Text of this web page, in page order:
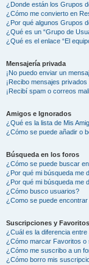
¿Donde están los Grupos
¿Cómo me convierto en
¿Por qué algunos Grupos
¿Qué es un “Grupo de
¿Qué es el enlace “El
Mensajería privada
¡No puedo enviar un
¡Recibo mensajes
¡Recibí spam o correos
Amigos e Ignorados
¿Qué es la lista de Mis
¿Cómo se puede añadir o
Búsqueda en los foros
¿Cómo se puede buscar
¿Por qué mi búsqueda me
¿Por qué mi búsqueda me
¿Cómo busco usuarios?
¿Como se puede
Suscripciones y Favoritos
¿Cuál es la diferencia
¿Cómo marcar Favoritos
¿Cómo me suscribo a un
¿Cómo borro mis